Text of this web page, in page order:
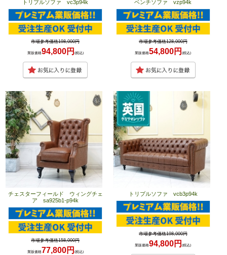
トリプルソファ vc3p94k
市場参考価格198,000円
業販価格94,800円 (税込)
ベンチソファ vzp94k
市場参考価格128,000円
業販価格54,800円(税込)
チェスターフィールド ウィングチェ
ア sa925b1-p94k
市場参考価格158,000円
業販価格77,800円 (税込)
トリプルソファ vcb3p94k
市場参考価格198,000円
業販価格94,800円(税込)